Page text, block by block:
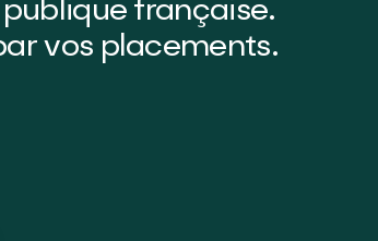
française.
vos placements.